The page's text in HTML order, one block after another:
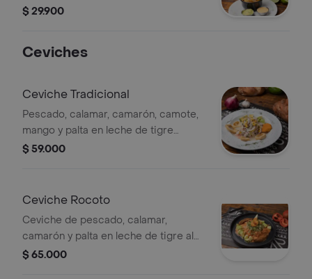
la casa.
$ 29.900
Ceviches
Ceviche Tradicional
Pescado, calamar, camarón, camote,
mango y palta en leche de tigre
tradicional, acompañado de
$ 59.000
Ceviche Rocoto
Ceviche de pescado, calamar,
camarón y palta en leche de tigre al
ají rocoto, aromatizado con aceite de
$ 65.000